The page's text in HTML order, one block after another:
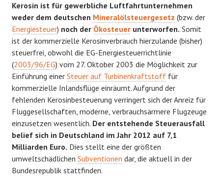
Kerosin ist für gewerbliche Luftfahrtunternehmen
weder dem deutschen Mineralölsteuergesetz (bzw. der
Energiesteuer) noch der Ökosteuer unterworfen. Somit
ist der kommerzielle Kerosinverbrauch hierzulande (bisher)
steuerfrei, obwohl die EG-Energiesteuerrichtlinie
(2003/96/EG) vom 27. Oktober 2003 die Möglichkeit zur
Einführung einer Steuer auf Turbinenkraftstoff für
kommerzielle Inlandsflüge einräumt. Aufgrund der
fehlenden Kerosinbesteuerung verringert sich der Anreiz für
Fluggesellschaften, moderne, verbrauchsärmere Flugzeuge
einzusetzen wesentlich. Der entstehende Steuerausfall
belief sich in Deutschland im Jahr 2012 auf 7,1
Milliarden Euro. Dies stellt eine der größten
umweltschädlichen Subventionen dar, die aktuell in der
Bundesrepublik stattfinden.